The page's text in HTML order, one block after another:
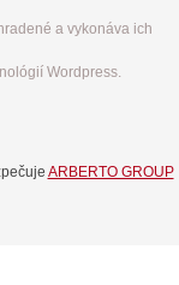
a vykonáva ich
Wordpress.
ARBERTO GROUP